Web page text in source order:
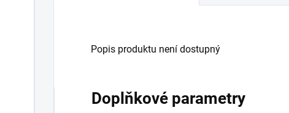
Popis produktu není dostupný
Doplňkové parametry